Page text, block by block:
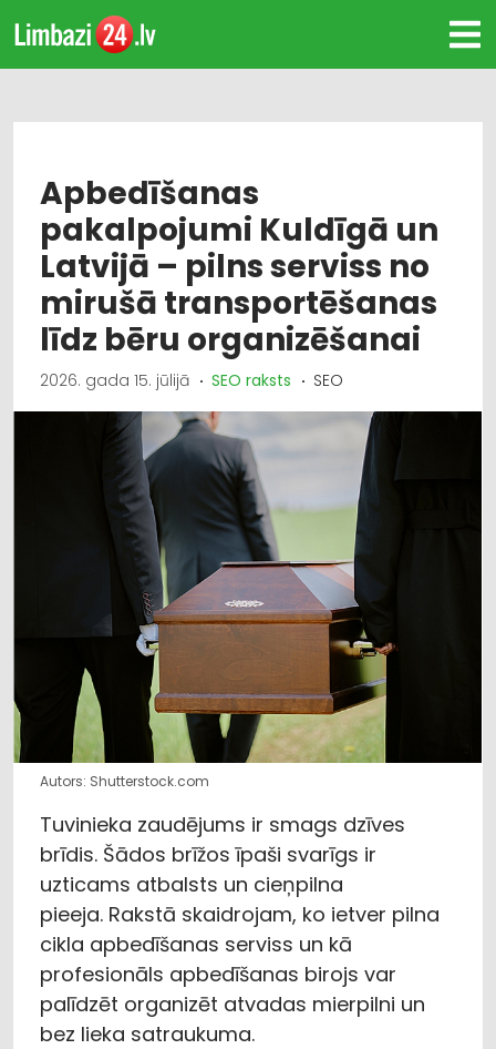
Apbedīšanas
pakalpojumi Kuldīgā un
Latvijā – pilns serviss no
mirušā transportēšanas
līdz bēru organizēšanai
2026. gada 15. jūlijā SEO raksts SEO
Autors: Shutterstock.com
Tuvinieka zaudējums ir smags dzīves
brīdis. Šādos brīžos īpaši svarīgs ir
uzticams atbalsts un cieņpilna
pieeja. Rakstā skaidrojam, ko ietver pilna
cikla apbedīšanas serviss un kā
profesionāls apbedīšanas birojs var
palīdzēt organizēt atvadas mierpilni un
bez lieka satraukuma.